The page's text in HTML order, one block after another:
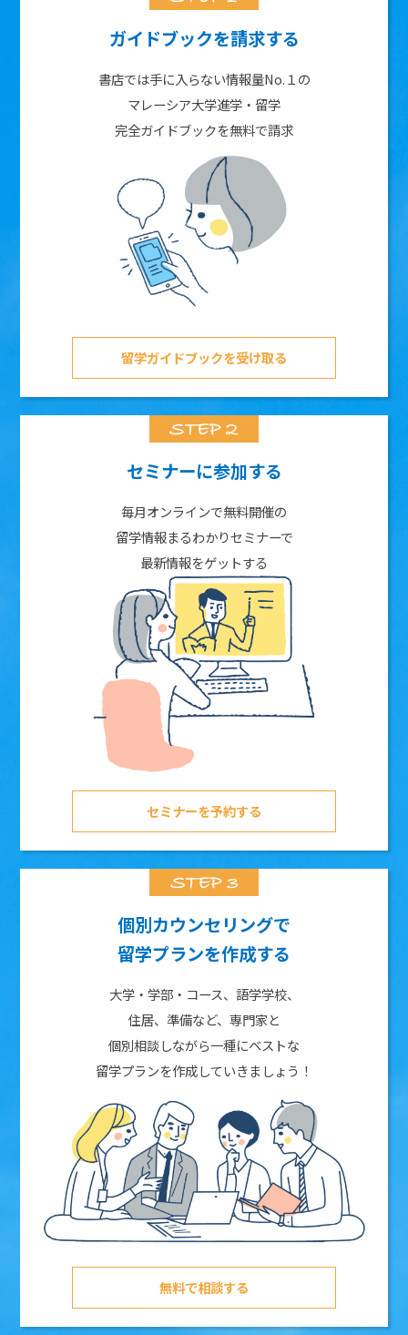
ガイドブックを請求する
書店では手に入らない情報量No.１の
マレーシア大学進学・留学
完全ガイドブックを無料で請求
留学ガイドブックを受け取る
セミナーに参加する
毎月オンラインで無料開催の
留学情報まるわかりセミナーで
最新情報をゲットする
セミナーを予約する
個別カウンセリングで
留学プランを作成する
大学・学部・コース、語学学校、
住居、準備など、専門家と
個別相談しながら一種にベストな
留学プランを作成していきましょう！
無料で相談する